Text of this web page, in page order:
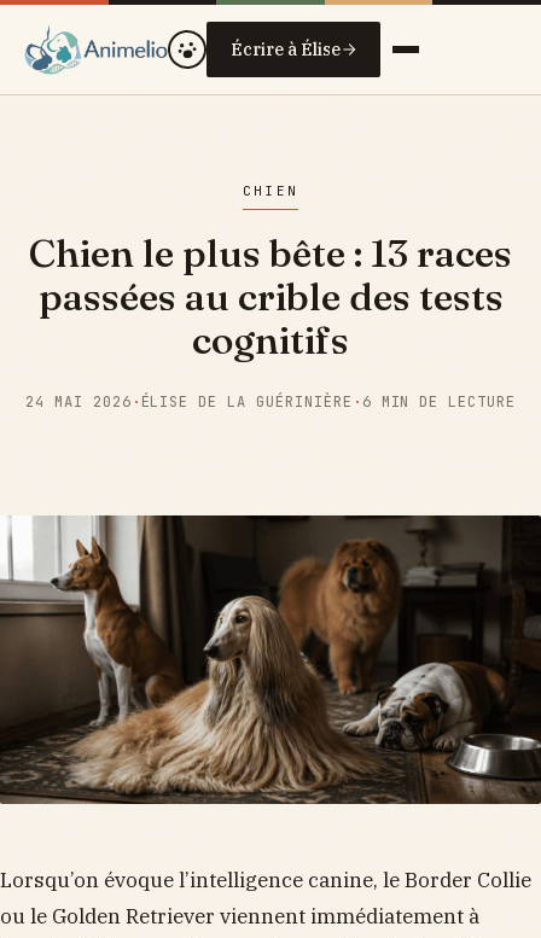
Écrire à Élise
CHIEN
Chien le plus bête : 13 races
passées au crible des tests
cognitifs
24 MAI 2026 · ÉLISE DE LA GUÉRINIÈRE · 6 MIN DE LECTURE
Lorsqu’on évoque l’intelligence canine, le Border Collie
ou le Golden Retriever viennent immédiatement à